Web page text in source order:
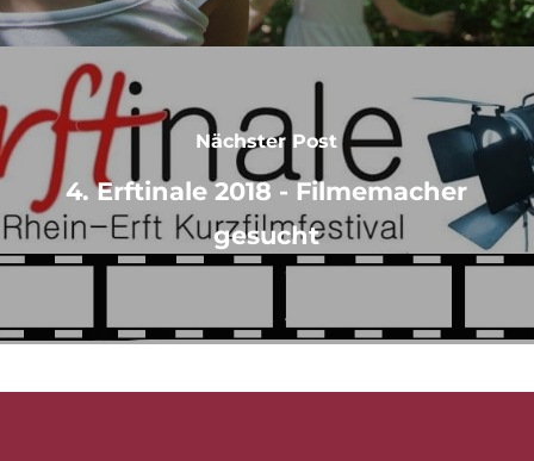
Nächster Post
4. Erftinale 2018 - Filmemacher
gesucht